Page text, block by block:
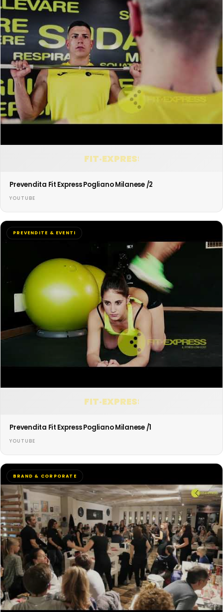
FIT·EXPRESS
Prevendita Fit Express Pogliano Milanese /2
YOUTUBE
FIT·EXPRESS
PREVENDITE & EVENTI
Prevendita Fit Express Pogliano Milanese /1
YOUTUBE
BRAND & CORPORATE